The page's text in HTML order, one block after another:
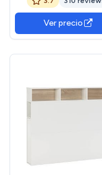
clara y estantes
Ver precio